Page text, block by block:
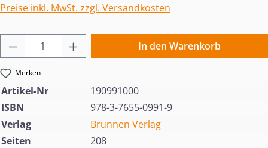
Preise inkl. MwSt. zzgl. Versandkosten
Produkt Anzahl: Gib den gewünschten
In den Warenkorb
Merken
Artikel-Nr
190991000
ISBN
978-3-7655-0991-9
Verlag
Brunnen Verlag
Seiten
208